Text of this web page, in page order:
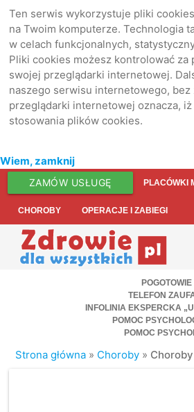
Ten serwis wykorzystuje pliki
na Twoim komputerze. Technologia
w celach funkcjonalnych,
Pliki cookies możesz kontrolować za
swojej przeglądarki internetowej.
naszego serwisu internetowego, bez
przeglądarki internetowej oznacza,
stosowania plików cookies.
Wiem, zamknij
ZAMÓW USŁUGĘ PLACÓWKI
CHOROBY OPERACJE I ZABIEGI
TELEFON
INFOLINIA EKSPERCKA
POMOC
POMOC
Strona główna » Choroby »